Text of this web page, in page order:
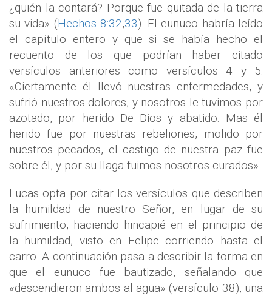
¿quién la contará? Porque fue quitada de la tierra
su vida» (Hechos 8:32,33). El eunuco habría leído
el capítulo entero y que si se había hecho el
recuento de los que podrían haber citado
versículos anteriores como versículos 4 y 5:
«Ciertamente él llevó nuestras enfermedades, y
sufrió nuestros dolores, y nosotros le tuvimos por
azotado, por herido De Dios y abatido. Mas él
herido fue por nuestras rebeliones, molido por
nuestros pecados, el castigo de nuestra paz fue
sobre él, y por su llaga fuimos nosotros curados».
Lucas opta por citar los versículos que describen
la humildad de nuestro Señor, en lugar de su
sufrimiento, haciendo hincapié en el principio de
la humildad, visto en Felipe corriendo hasta el
carro. A continuación pasa a describir la forma en
que el eunuco fue bautizado, señalando que
«descendieron ambos al agua» (versículo 38), una